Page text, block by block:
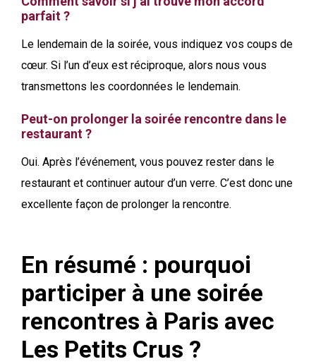
parfait ?
Le lendemain de la soirée, vous indiquez vos coups de
cœur. Si l’un d’eux est réciproque, alors nous vous
transmettons les coordonnées le lendemain.
Peut-on prolonger la soirée rencontre dans le
restaurant ?
Oui. Après l’événement, vous pouvez rester dans le
restaurant et continuer autour d’un verre. C’est donc une
excellente façon de prolonger la rencontre.
En résumé : pourquoi
participer à une soirée
rencontres à Paris avec
Les Petits Crus ?